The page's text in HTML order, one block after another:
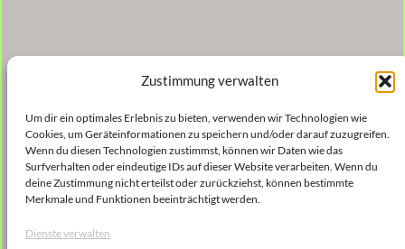
Zustimmung verwalten
Um dir ein optimales Erlebnis zu bieten, verwenden wir Technologien wie
Cookies, um Geräteinformationen zu speichern und/oder darauf zuzugreifen.
Wenn du diesen Technologien zustimmst, können wir Daten wie das
Surfverhalten oder eindeutige IDs auf dieser Website verarbeiten. Wenn du
deine Zustimmung nicht erteilst oder zurückziehst, können bestimmte
Merkmale und Funktionen beeinträchtigt werden.
Dienste verwalten